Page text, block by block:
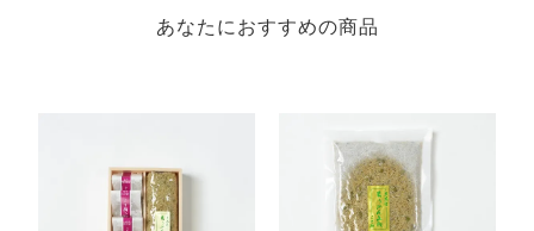
あなたにおすすめの商品